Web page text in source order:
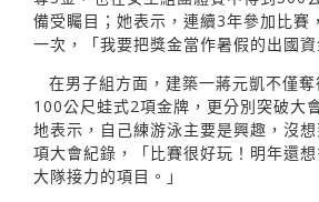
備受矚目；她表示，連續3年參加比賽
一次，「我要把獎金當作暑假的出國資
在男子組方面，建築一蔣元凱不僅
100公尺蛙式2項金牌，更分別突破大
地表示，自己練游泳主要是興趣，沒
項大會紀錄，「比賽很好玩！明年還
大隊接力的項目。」